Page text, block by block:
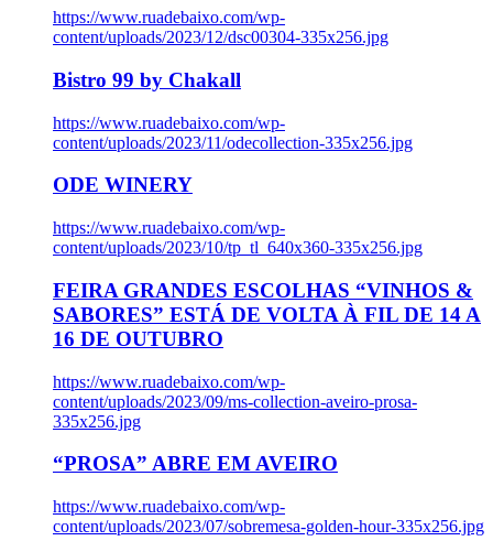
https://www.ruadebaixo.com/wp-
content/uploads/2023/12/dsc00304-335x256.jpg
Bistro 99 by Chakall
https://www.ruadebaixo.com/wp-
content/uploads/2023/11/odecollection-335x256.jpg
ODE WINERY
https://www.ruadebaixo.com/wp-
content/uploads/2023/10/tp_tl_640x360-335x256.jpg
FEIRA GRANDES ESCOLHAS “VINHOS &
SABORES” ESTÁ DE VOLTA À FIL DE 14 A
16 DE OUTUBRO
https://www.ruadebaixo.com/wp-
content/uploads/2023/09/ms-collection-aveiro-prosa-
335x256.jpg
“PROSA” ABRE EM AVEIRO
https://www.ruadebaixo.com/wp-
content/uploads/2023/07/sobremesa-golden-hour-335x256.jpg